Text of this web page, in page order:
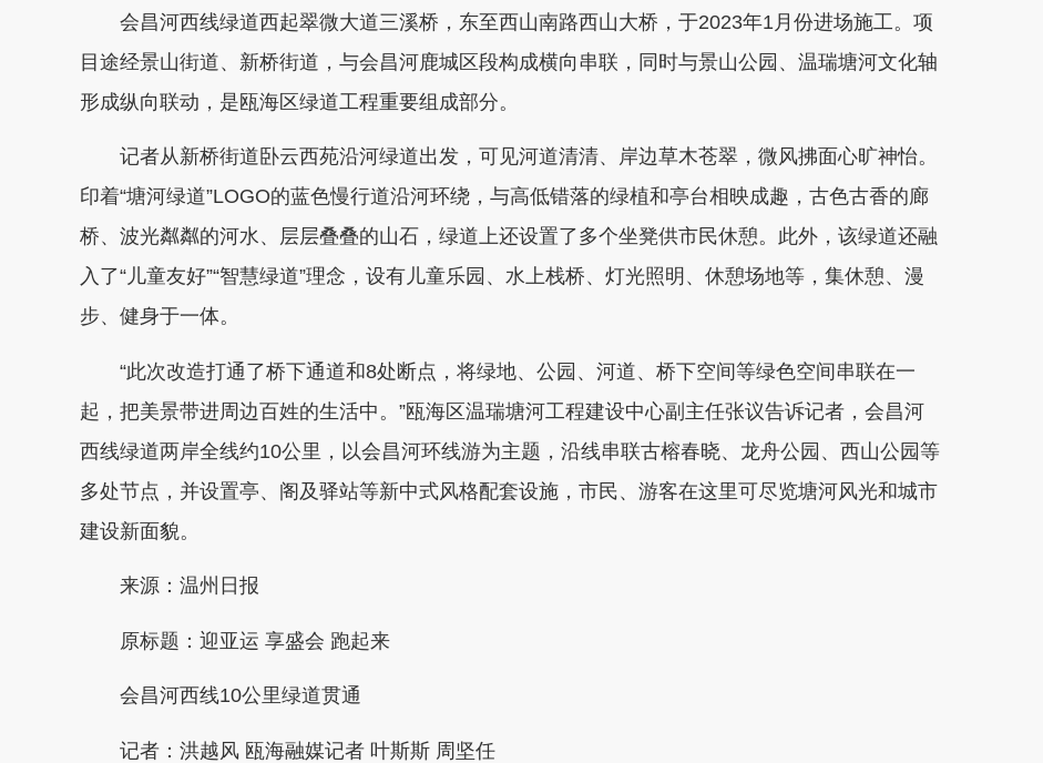
会昌河西线绿道西起翠微大道三溪桥，东至西山南路西山大桥，于2023年1月份进场施工。项
目途经景山街道、新桥街道，与会昌河鹿城区段构成横向串联，同时与景山公园、温瑞塘河文化轴
形成纵向联动，是瓯海区绿道工程重要组成部分。
记者从新桥街道卧云西苑沿河绿道出发，可见河道清清、岸边草木苍翠，微风拂面心旷神怡。
印着“塘河绿道”LOGO的蓝色慢行道沿河环绕，与高低错落的绿植和亭台相映成趣，古色古香的廊
桥、波光粼粼的河水、层层叠叠的山石，绿道上还设置了多个坐凳供市民休憩。此外，该绿道还融
入了“儿童友好”“智慧绿道”理念，设有儿童乐园、水上栈桥、灯光照明、休憩场地等，集休憩、漫
步、健身于一体。
“此次改造打通了桥下通道和8处断点，将绿地、公园、河道、桥下空间等绿色空间串联在一
起，把美景带进周边百姓的生活中。”瓯海区温瑞塘河工程建设中心副主任张议告诉记者，会昌河
西线绿道两岸全线约10公里，以会昌河环线游为主题，沿线串联古榕春晓、龙舟公园、西山公园等
多处节点，并设置亭、阁及驿站等新中式风格配套设施，市民、游客在这里可尽览塘河风光和城市
建设新面貌。
来源：温州日报
原标题：迎亚运 享盛会 跑起来
会昌河西线10公里绿道贯通
记者：洪越风 瓯海融媒记者 叶斯斯 周坚任